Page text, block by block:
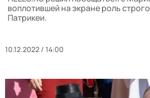
воплотившей на экране роль
Патрикеи.
10.12.2022 / 14:00